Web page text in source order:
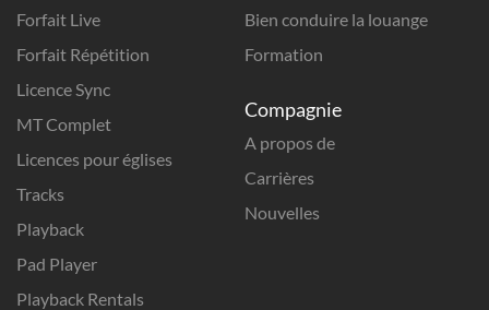
Forfait Live
Forfait Répétition
Licence Sync
MT Complet
Licences pour églises
Tracks
Playback
Pad Player
Playback Rentals
Bien conduire la louange
Formation
Compagnie
A propos de
Carrières
Nouvelles